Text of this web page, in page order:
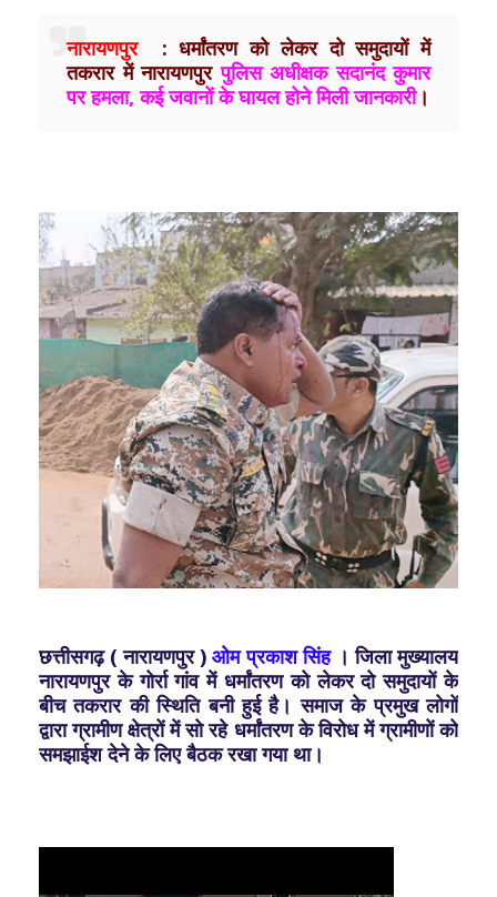
नारायणपुर: धर्मांतरण को लेकर दो समुदायों में
तकरार में नारायणपुरपुलिस अधीक्षक सदानंद कुमार
पर हमला, कई जवानों के घायल होने मिली जानकारी।
छत्तीसगढ़ ( नारायणपुर )ओम प्रकाश सिंह। जिला मुख्यालय
नारायणपुर के गोर्रा गांव में धर्मांतरण को लेकर दो समुदायों के
बीच तकरार की स्थिति बनी हुई है। समाज के प्रमुख लोगों
द्वारा ग्रामीण क्षेत्रों में सो रहे धर्मांतरण के विरोध में ग्रामीणों को
समझाईश देने के लिए बैठक रखा गया था।